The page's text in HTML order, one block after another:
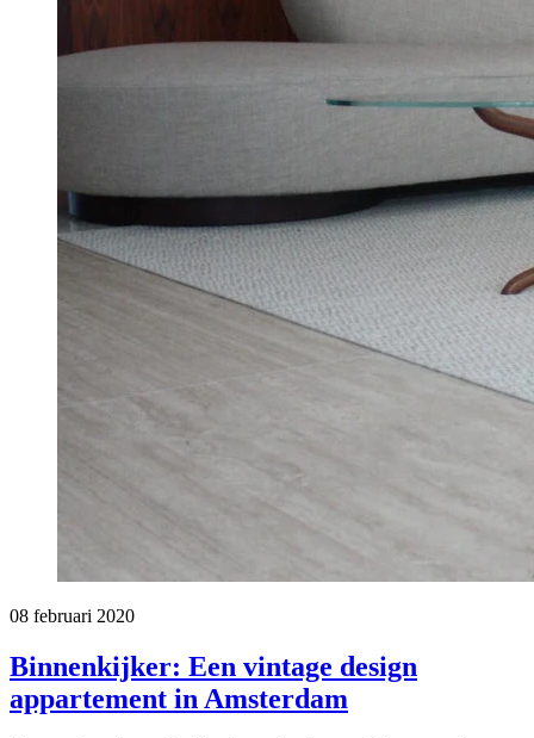
08 februari 2020
Binnenkijker: Een vintage design
appartement in Amsterdam